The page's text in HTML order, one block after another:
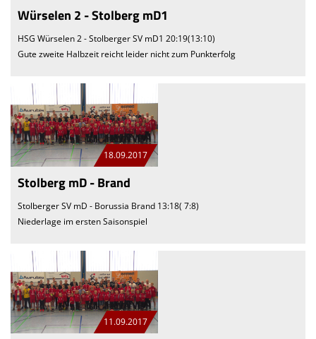
Würselen 2 - Stolberg mD1
HSG Würselen 2 - Stolberger SV mD1 20:19(13:10)
Gute zweite Halbzeit reicht leider nicht zum Punkterfolg
18.09.2017
Stolberg mD - Brand
Stolberger SV mD - Borussia Brand 13:18( 7:8)
Niederlage im ersten Saisonspiel
11.09.2017